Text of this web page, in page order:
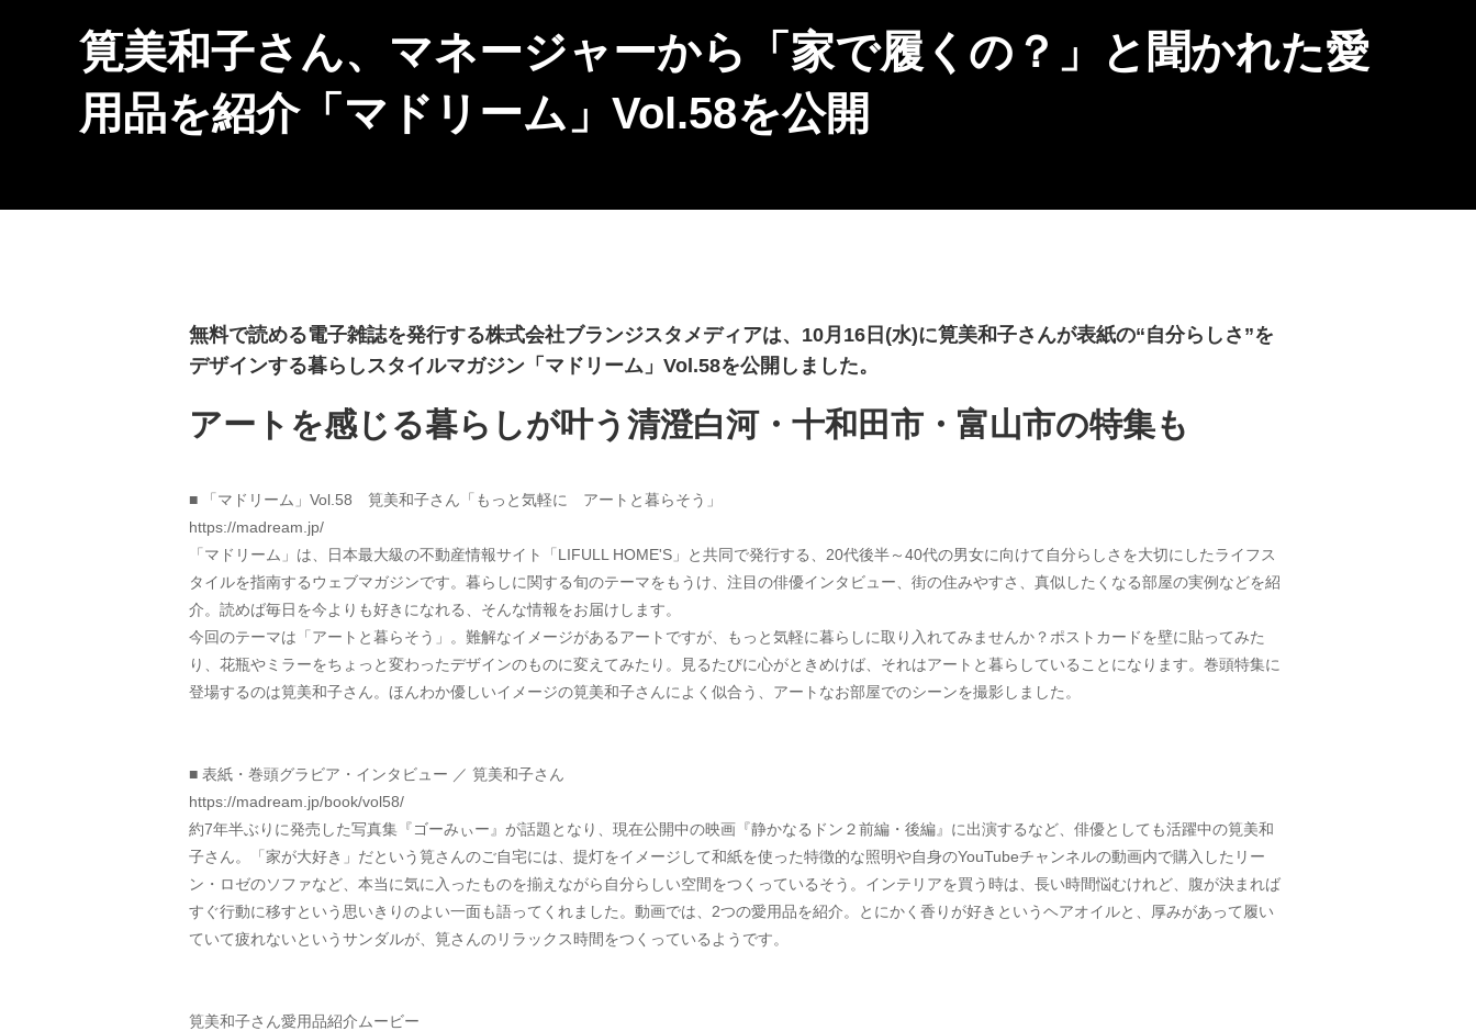
筧美和子さん、マネージャーから「家で履くの？」と聞かれた愛
用品を紹介「マドリーム」Vol.58を公開
無料で読める電子雑誌を発行する株式会社ブランジスタメディアは、10月16日(水)に筧美和子さんが表紙の“自分らしさ”を
デザインする暮らしスタイルマガジン「マドリーム」Vol.58を公開しました。
アートを感じる暮らしが叶う清澄白河・十和田市・富山市の特集も
■ 「マドリーム」Vol.58　筧美和子さん「もっと気軽に　アートと暮らそう」
https://madream.jp/
「マドリーム」は、日本最大級の不動産情報サイト「LIFULL HOME'S」と共同で発行する、20代後半～40代の男女に向けて自分らしさを大切にしたライフス
タイルを指南するウェブマガジンです。暮らしに関する旬のテーマをもうけ、注目の俳優インタビュー、街の住みやすさ、真似したくなる部屋の実例などを紹
介。読めば毎日を今よりも好きになれる、そんな情報をお届けします。
今回のテーマは「アートと暮らそう」。難解なイメージがあるアートですが、もっと気軽に暮らしに取り入れてみませんか？ポストカードを壁に貼ってみた
り、花瓶やミラーをちょっと変わったデザインのものに変えてみたり。見るたびに心がときめけば、それはアートと暮らしていることになります。巻頭特集に
登場するのは筧美和子さん。ほんわか優しいイメージの筧美和子さんによく似合う、アートなお部屋でのシーンを撮影しました。
■ 表紙・巻頭グラビア・インタビュー ／ 筧美和子さん
https://madream.jp/book/vol58/
約7年半ぶりに発売した写真集『ゴーみぃー』が話題となり、現在公開中の映画『静かなるドン２前編・後編』に出演するなど、俳優としても活躍中の筧美和
子さん。「家が大好き」だという筧さんのご自宅には、提灯をイメージして和紙を使った特徴的な照明や自身のYouTubeチャンネルの動画内で購入したリー
ン・ロゼのソファなど、本当に気に入ったものを揃えながら自分らしい空間をつくっているそう。インテリアを買う時は、長い時間悩むけれど、腹が決まれば
すぐ行動に移すという思いきりのよい一面も語ってくれました。動画では、2つの愛用品を紹介。とにかく香りが好きというヘアオイルと、厚みがあって履い
ていて疲れないというサンダルが、筧さんのリラックス時間をつくっているようです。
筧美和子さん愛用品紹介ムービー